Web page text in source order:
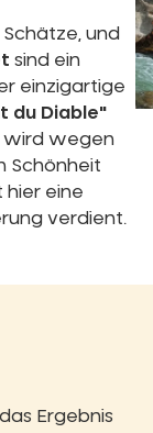
und
sind ein
einzigartige
du Diable"
wird wegen
Schönheit
hier eine
verdient.
Ergebnis